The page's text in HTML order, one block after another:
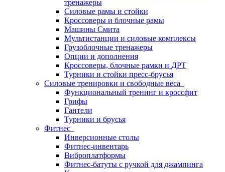
тренажеры
Силовые рамы и стойки
Кроссоверы и блочные рамы
Машины Смита
Мультистанции и силовые комплексы
Грузоблочные тренажеры
Опции и дополнения
Кроссоверы, блочные рамки и ДРТ
Турники и стойки пресс-брусья
Силовые тренировки и свободные веса
Функциональный тренинг и кроссфит
Грифы
Гантели
Турники и брусья
Фитнес
Инверсионные столы
Фитнес-инвентарь
Виброплатформы
Фитнес-батуты с ручкой для джампинга